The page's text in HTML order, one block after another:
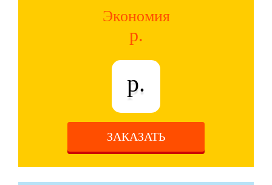
Экономия
р.
р.
ЗАКАЗАТЬ